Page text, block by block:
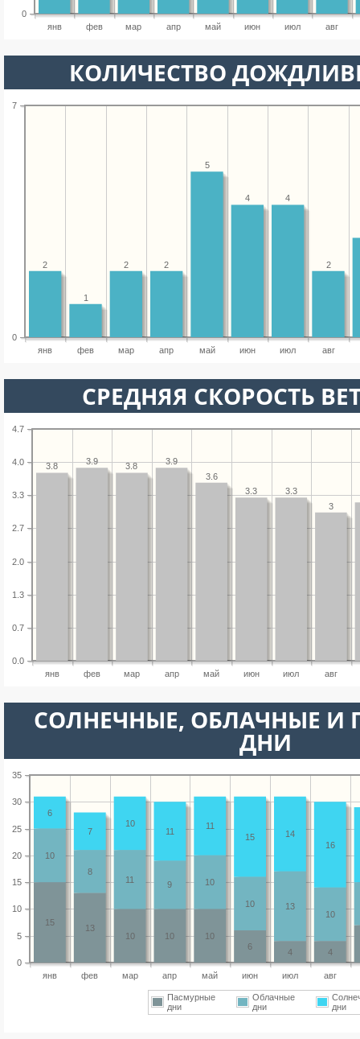
янв фев мар апр май июн июл авг
0
КОЛИЧЕСТВО
янв фев мар апр май июн июл авг
0
7
2
4
4
5
2
2
1
2
СРЕДНЯЯ СКОРОСТЬ
янв фев мар апр май июн июл авг
0.0
0.7
1.3
2.0
2.7
3.3
4.0
4.7
3
3.3
3.3
3.6
3.9
3.8
3.9
3.8
CОЛНЕЧНЫЕ, ОБЛАЧНЫЕ И
ДНИ
янв фев мар апр май июн июл авг
0
5
10
15
20
25
30
35
4
4
6
10
10
10
13
15
10
13
10
10
9
11
8
10
16
14
15
11
11
10
7
6
Пасмурные
дни
Облачные
дни
дни